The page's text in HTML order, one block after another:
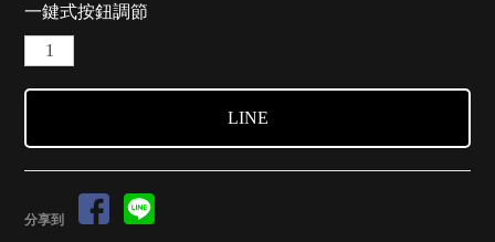
一鍵式按鈕調節
LINE
分享到